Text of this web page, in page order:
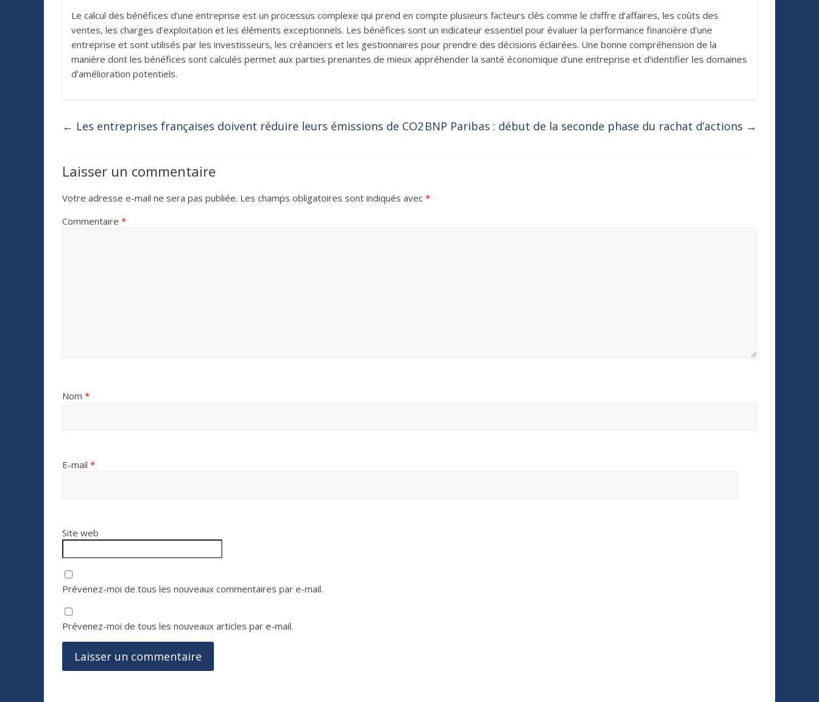
Le calcul des bénéfices d’une entreprise est un processus complexe qui prend en compte plusieurs facteurs clés comme le chiffre d’affaires, les coûts des
ventes, les charges d’exploitation et les éléments exceptionnels. Les bénéfices sont un indicateur essentiel pour évaluer la performance financière d’une
entreprise et sont utilisés par les investisseurs, les créanciers et les gestionnaires pour prendre des décisions éclairées. Une bonne compréhension de la
manière dont les bénéfices sont calculés permet aux parties prenantes de mieux appréhender la santé économique d’une entreprise et d’identifier les domaines
d’amélioration potentiels.
← Les entreprises françaises doivent réduire leurs émissions de CO2 BNP Paribas : début de la seconde phase du rachat d’actions →
Laisser un commentaire
Votre adresse e-mail ne sera pas publiée. Les champs obligatoires sont indiqués avec *
Commentaire *
Nom *
E-mail *
Site web
Prévenez-moi de tous les nouveaux commentaires par e-mail.
Prévenez-moi de tous les nouveaux articles par e-mail.